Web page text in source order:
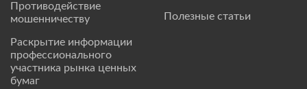
Противодействие
мошенничеству
Раскрытие информации
профессионального
участника рынка ценных
бумаг
Полезные статьи